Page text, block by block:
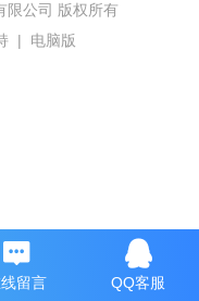
限公司 版权所有
| 电脑版
留言 QQ客服